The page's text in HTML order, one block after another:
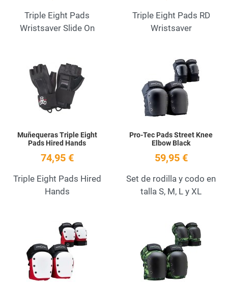
Triple Eight Pads
Wristsaver Slide On
Triple Eight Pads RD
Wristsaver
Quick View
Muñequeras Triple Eight
Pads Hired Hands
74,95 €
Triple Eight Pads Hired
Hands
Pro-Tec Pads Street Knee
Elbow Black
59,95 €
Set de rodilla y codo en
talla S, M, L y XL
Quick View